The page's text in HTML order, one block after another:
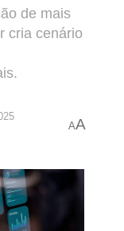
de mais
cria cenário
AA